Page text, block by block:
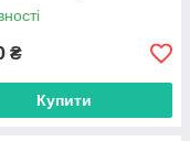
₴
Купити